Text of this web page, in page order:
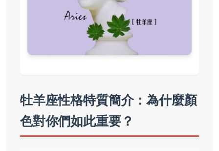
牡羊座性格特質簡介：為什麼顏
色對你們如此重要？